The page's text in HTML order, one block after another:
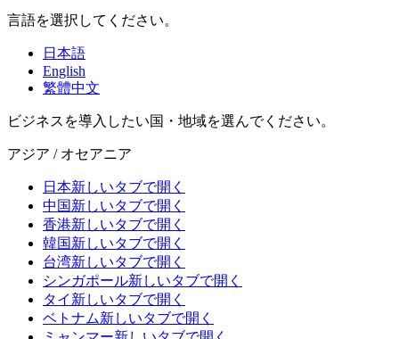
言語を選択してください。
日本語
English
繁體中文
ビジネスを導入したい国・地域を選んでください。
アジア / オセアニア
日本新しいタブで開く
中国新しいタブで開く
香港新しいタブで開く
韓国新しいタブで開く
台湾新しいタブで開く
シンガポール新しいタブで開く
タイ 新しいタブで開く
ベトナム新しいタブで開く